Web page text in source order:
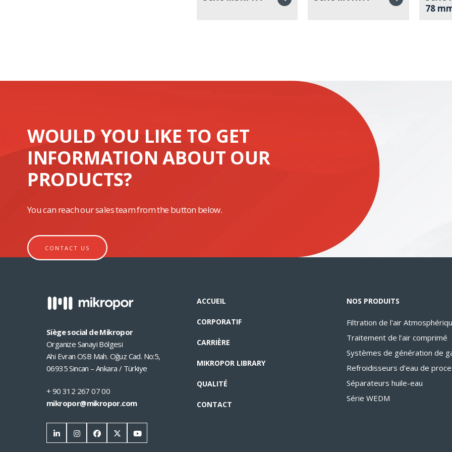
78
WOULD YOU LIKE TO GET
INFORMATION ABOUT OUR
PRODUCTS?
You can reach our sales team from the button below.
CONTACT US
Siège social de Mikropor
Organize Sanayi Bölgesi
Ahi Evran OSB Mah. Oğuz Cad. No:5,
06935 Sincan – Ankara / Türkiye
+ 90 312 267 07 00
mikropor@mikropor.com
ACCUEIL
CORPORATIF
CARRIÈRE
MIKROPOR LIBRARY
QUALITÉ
CONTACT
NOS PRODUITS
Filtration de l'air
Traitement de l’air comprimé
Systèmes de génération de
Refroidisseurs d’eau de
Séparateurs huile-eau
Série WEDM